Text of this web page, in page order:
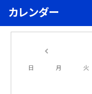
カレンダー
日 月 火